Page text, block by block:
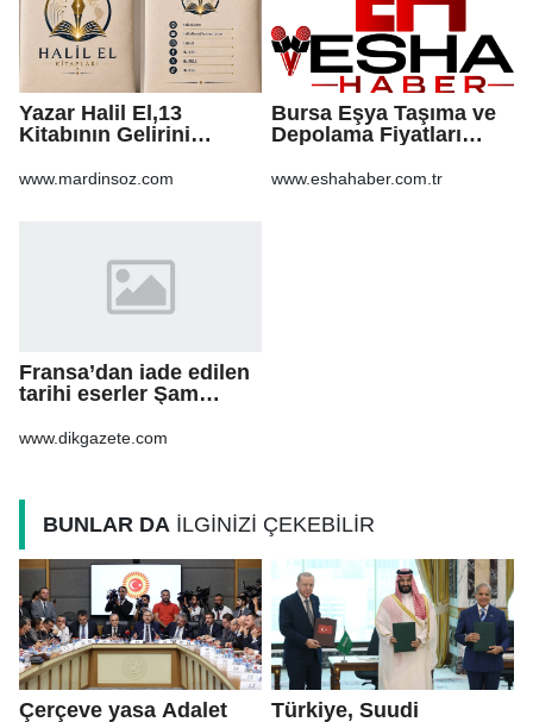
Yazar Halil El,13
Kitabının Gelirini
www.mardinsoz.com
Bursa Eşya Taşıma ve
Depolama Fiyatları
İçin Bilinmesi
www.eshahaber.com.tr
Fransa’dan iade edilen
tarihi eserler Şam
www.dikgazete.com
BUNLAR DA İLGİNİZİ ÇEKEBİLİR
Çerçeve yasa Adalet
Türkiye, Suudi